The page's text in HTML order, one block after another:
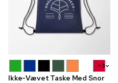
+3
Ikke-Vævet Taske Med Snor